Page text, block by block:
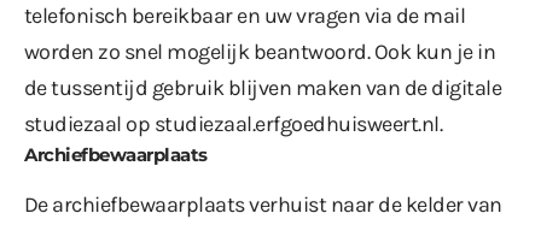
telefonisch bereikbaar en uw vragen via de mail
worden zo snel mogelijk beantwoord. Ook kun je in
de tussentijd gebruik blijven maken van de digitale
studiezaal op studiezaal.erfgoedhuisweert.nl.
Archiefbewaarplaats
De archiefbewaarplaats verhuist naar de kelder van